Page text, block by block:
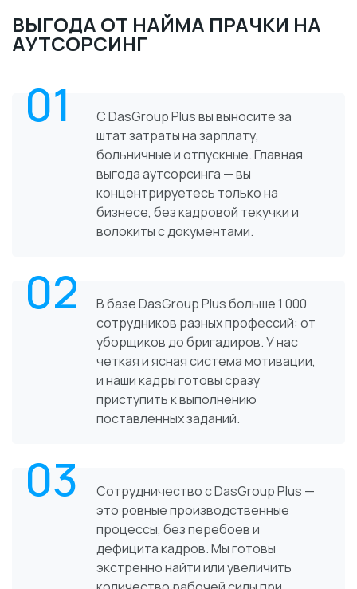
ВЫГОДА ОТ НАЙМА ПРАЧКИ НА
АУТСОРСИНГ
01
С DasGroup Plus вы выносите за
штат затраты на зарплату,
больничные и отпускные. Главная
выгода аутсорсинга — вы
концентрируетесь только на
бизнесе, без кадровой текучки и
волокиты с документами.
02
В базе DasGroup Plus больше 1 000
сотрудников разных профессий: от
уборщиков до бригадиров. У нас
четкая и ясная система мотивации,
и наши кадры готовы сразу
приступить к выполнению
поставленных заданий.
03
Сотрудничество с DasGroup Plus —
это ровные производственные
процессы, без перебоев и
дефицита кадров. Мы готовы
экстренно найти или увеличить